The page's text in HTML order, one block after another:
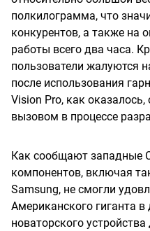
полкилограмма, что
конкурентов, а также на
работы всего два часа.
пользователи жалуются
после использования
Vision Pro, как
вызовом в процессе
Как сообщают западные
компонентов, включая
Samsung, не смогли
Американского гиганта в
новаторского